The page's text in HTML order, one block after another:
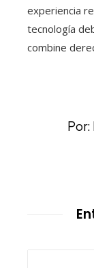
experiencia
tecnología
combine
Por: